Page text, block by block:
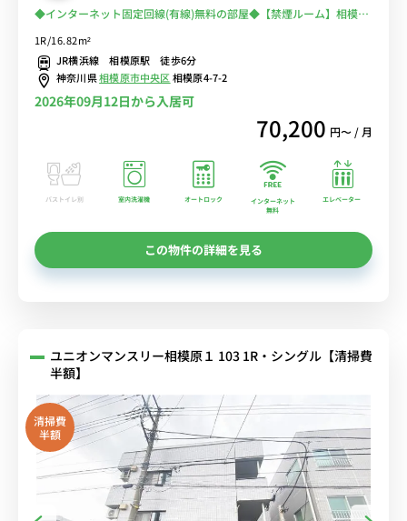
◆インターネット固定回線(有線)無料の部屋◆【禁煙ルーム】相模原
1R/16.82m²
JR横浜線 相模原駅 徒歩6分
神奈川県相模原市中央区相模原4-7-2
2026年09月12日から入居可
70,200 円〜 / 月
バストイレ別 室内洗濯機 オートロック
インターネット
無料
エレベーター
この物件の詳細を見る
ユニオンマンスリー相模原１ 103 1R・シングル【清掃費
半額】
清掃費
半額